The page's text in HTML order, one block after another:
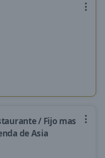
/ Fijo mas
de Asia